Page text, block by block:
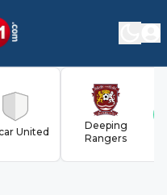
United
Deeping
Rangers